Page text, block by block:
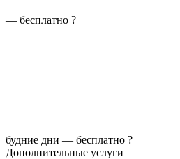
— бесплатно ?
будние дни — бесплатно ?
Дополнительные услуги